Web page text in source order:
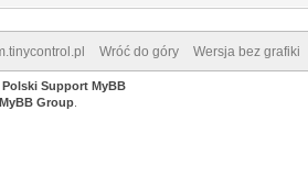
Wróć do góry Wersja bez grafiki
Polski Support MyBB
MyBB Group